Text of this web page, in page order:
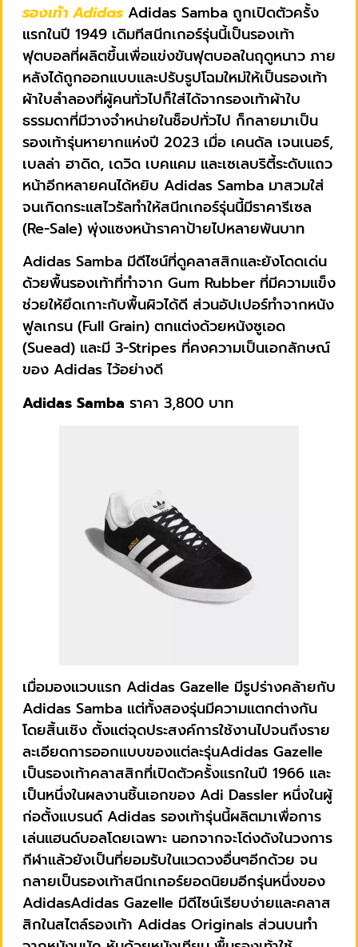
รองเท้า Adidas Adidas Samba ถูกเปิดตัวครั้ง
แรกในปี 1949 เดิมทีสนีกเกอร์รุ่นนี้เป็นรองเท้า
ฟุตบอลที่ผลิตขึ้นเพื่อแข่งขันฟุตบอลในฤดูหนาว ภาย
หลังได้ถูกออกแบบและปรับรูปโฉมใหม่ให้เป็นรองเท้า
ผ้าใบลำลองที่ผู้คนทั่วไปก็ใส่ได้จากรองเท้าผ้าใบ
ธรรมดาที่มีวางจำหน่ายในช็อปทั่วไป ก็กลายมาเป็น
รองเท้ารุ่นหายากแห่งปี 2023 เมื่อ เคนดัล เจนเนอร์,
เบลล่า ฮาดิด, เดวิด เบคแคม และเซเลบริตี้ระดับแถว
หน้าอีกหลายคนได้หยิบ Adidas Samba มาสวมใส่
จนเกิดกระแสไวรัลทำให้สนีกเกอร์รุ่นนี้มีราคารีเซล
(Re-Sale) พุ่งแซงหน้าราคาป้ายไปหลายพันบาท
Adidas Samba มีดีไซน์ที่ดูคลาสสิกและยังโดดเด่น
ด้วยพื้นรองเท้าที่ทำจาก Gum Rubber ที่มีความแข็ง
ช่วยให้ยึดเกาะกับพื้นผิวได้ดี ส่วนอัปเปอร์ทำจากหนัง
ฟูลเกรน (Full Grain) ตกแต่งด้วยหนังซูเอด
(Suead) และมี 3-Stripes ที่คงความเป็นเอกลักษณ์
ของ Adidas ไว้อย่างดี
Adidas Samba ราคา 3,800 บาท
เมื่อมองแวบแรก Adidas Gazelle มีรูปร่างคล้ายกับ
Adidas Samba แต่ทั้งสองรุ่นมีความแตกต่างกัน
โดยสิ้นเชิง ตั้งแต่จุดประสงค์การใช้งานไปจนถึงราย
ละเอียดการออกแบบของแต่ละรุ่นAdidas Gazelle
เป็นรองเท้าคลาสสิกที่เปิดตัวครั้งแรกในปี 1966 และ
เป็นหนึ่งในผลงานชิ้นเอกของ Adi Dassler หนึ่งในผู้
ก่อตั้งแบรนด์ Adidas รองเท้ารุ่นนี้ผลิตมาเพื่อการ
เล่นแฮนด์บอลโดยเฉพาะ นอกจากจะโด่งดังในวงการ
กีฬาแล้วยังเป็นที่ยอมรับในแวดวงอื่นๆอีกด้วย จน
กลายเป็นรองเท้าสนีกเกอร์ยอดนิยมอีกรุ่นหนึ่งของ
AdidasAdidas Gazelle มีดีไซน์เรียบง่ายและคลาส
สิกในสไตล์รองเท้า Adidas Originals ส่วนบนทำ